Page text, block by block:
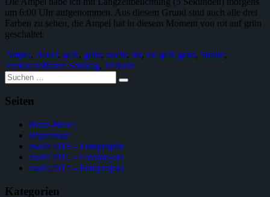
um 6:00 Uhr aufgenommen. Aus diesem Grund sind auch alle drei
Farben zu sehen, die Ampel hat in diesem Moment von rot auf grün
geschaltet.
Ampel, Beuel, gelb, grün, nacht, rot, rot gelb grün, Straße,
Verkaufsoffener Sonntag, Verkehr
Suche
nach:
Seiten
Bonn-Beuel
Impressum
zwölf2010 – Fotoprojekt
zwölf2011 – Fotoprojekt
zwölf2012 – Fotoprojekt
Kategorien